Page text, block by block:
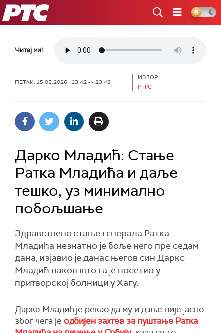
РТС
Читај ми!
ПЕТАК, 15.05.2026, 23:42 -> 23:48
ИЗВОР:
РТРС
Дарко Младић: Стање
Ратка Младића и даље
тешко, уз минимално
побољшање
Здравствено стање генерала Ратка
Младића незнатно је боље него пре седам
дана, изјавио је данас његов син Дарко
Младић након што га је посетио у
притворској болници у Хагу.
Дарко Младић је рекао да му и даље није јасно
због чега је одбијен захтев за пуштање Ратка